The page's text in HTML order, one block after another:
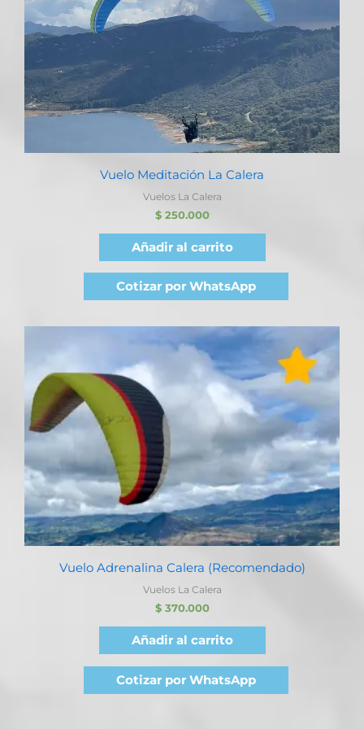
Vuelo Meditación La Calera
Vuelos La Calera
$250.000
Añadir al carrito
Cotizar por WhatsApp
Vuelo Adrenalina Calera (Recomendado)
Vuelos La Calera
$370.000
Añadir al carrito
Cotizar por WhatsApp